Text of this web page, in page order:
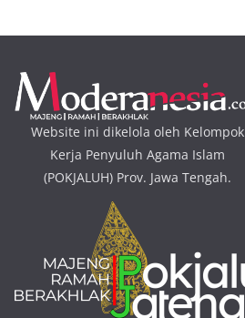
Website ini dikelola oleh Kelompok
Kerja Penyuluh Agama Islam
(POKJALUH) Prov. Jawa Tengah.